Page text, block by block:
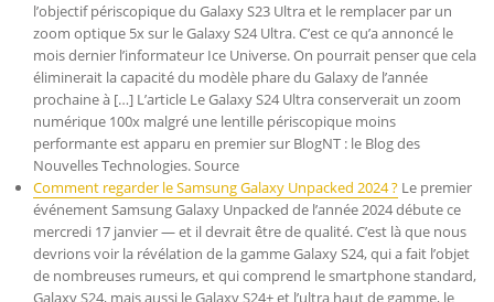
l’objectif périscopique du Galaxy S23 Ultra et le remplacer par un
zoom optique 5x sur le Galaxy S24 Ultra. C’est ce qu’a annoncé le
mois dernier l’informateur Ice Universe. On pourrait penser que cela
éliminerait la capacité du modèle phare du Galaxy de l’année
prochaine à […] L’article Le Galaxy S24 Ultra conserverait un zoom
numérique 100x malgré une lentille périscopique moins
performante est apparu en premier sur BlogNT : le Blog des
Nouvelles Technologies. Source
Comment regarder le Samsung Galaxy Unpacked 2024 ? Le premier
événement Samsung Galaxy Unpacked de l’année 2024 débute ce
mercredi 17 janvier — et il devrait être de qualité. C’est là que nous
devrions voir la révélation de la gamme Galaxy S24, qui a fait l’objet
de nombreuses rumeurs, et qui comprend le smartphone standard,
Galaxy S24, mais aussi le Galaxy S24+ et l’ultra haut de gamme, le